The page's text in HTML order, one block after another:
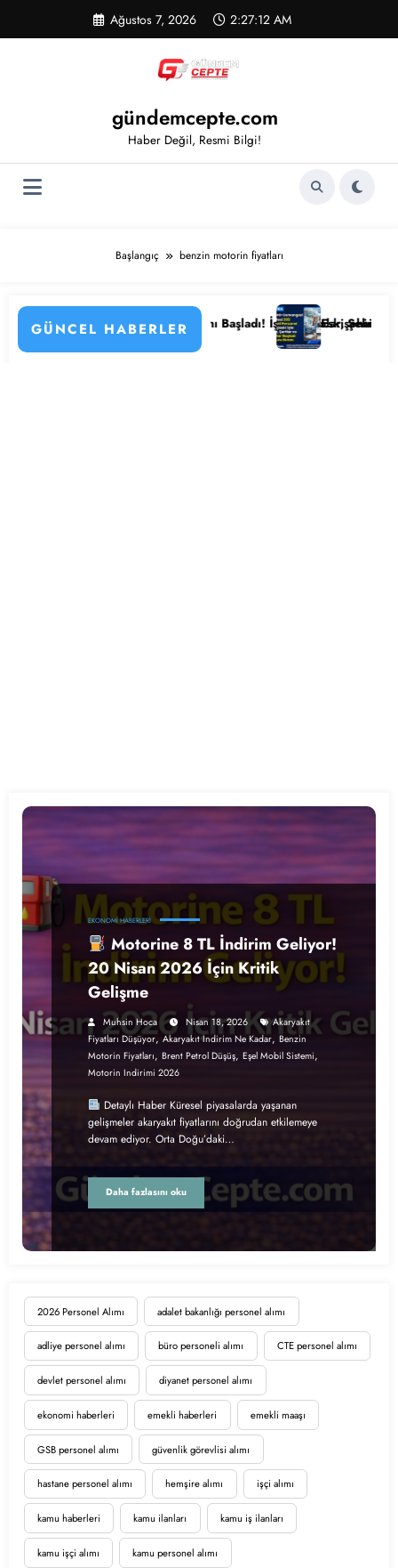
Ağustos 7, 2026 2:27:12 AM
gündemcepte.com
Haber Değil, Resmi Bilgi!
Başlangıç benzin motorin fiyatları
GÜNCEL HABERLER
Detayları
Hastanesi Personel Alımı Başladı! İşte Kadrolar, Şehirler ve
Eskişehir Osmangazi
2026 Personel Alımı adalet bakanlığı personel alımı
adliye personel alımı büro personeli alımı CTE personel alımı
devlet personel alımı diyanet personel alımı
ekonomi haberleri emekli haberleri emekli maaşı
GSB personel alımı güvenlik görevlisi alımı
hastane personel alımı hemşire alımı işçi alımı
kamu haberleri kamu ilanları kamu iş ilanları
kamu işçi alımı kamu personel alımı
EKONOMI HABERLERI
Motorine 8 TL İndirim Geliyor!
20 Nisan 2026 İçin Kritik
Gelişme
Muhsin Hoca Nisan 18, 2026
Akaryakıt
Fiyatları Düşüyor, Akaryakıt Indirim Ne Kadar, Benzin
Motorin Fiyatları, Brent Petrol Düşüş, Eşel Mobil Sistemi,
Motorin Indirimi 2026
Detaylı Haber Küresel piyasalarda yaşanan
gelişmeler akaryakıt fiyatlarını doğrudan etkilemeye
devam ediyor. Orta Doğu’daki…
Daha fazlasını oku